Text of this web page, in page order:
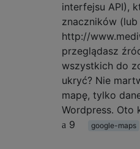
interfejsu API),
znaczników
http://
przeglądasz
wszystkich do
ukryć? Nie
mapę, tylko
Wordpress. Oto
9
google-maps